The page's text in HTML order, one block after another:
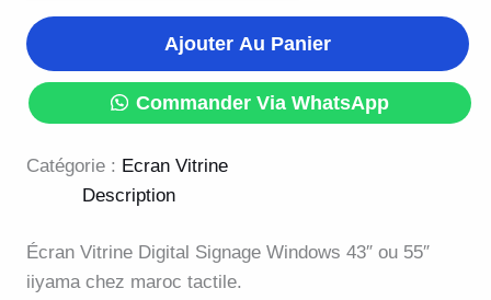
Ajouter Au Panier
Commander Via WhatsApp
Catégorie : Ecran Vitrine
Description
Écran Vitrine Digital Signage Windows 43″ ou 55″
iiyama chez maroc tactile.